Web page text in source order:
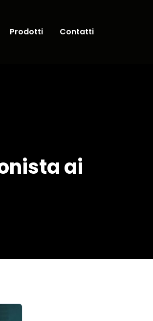
Prodotti Contatti
ai